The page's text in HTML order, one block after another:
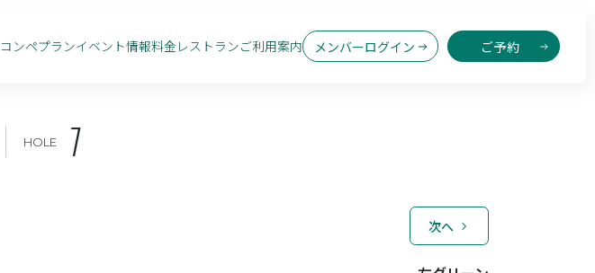
コンペプランイベント情報料金 レストランご利用案内 メンバーログイン ご予約
HOLE 1
次へ